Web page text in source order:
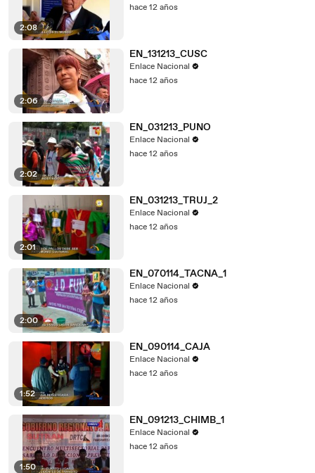
2:08
hace 12 años
2:06
EN_131213_CUSC
Enlace Nacional
hace 12 años
2:02
EN_031213_PUNO
Enlace Nacional
hace 12 años
2:01
EN_031213_TRUJ_2
Enlace Nacional
hace 12 años
2:00
EN_070114_TACNA_1
Enlace Nacional
hace 12 años
1:52
EN_090114_CAJA
Enlace Nacional
hace 12 años
1:50
EN_091213_CHIMB_1
Enlace Nacional
hace 12 años